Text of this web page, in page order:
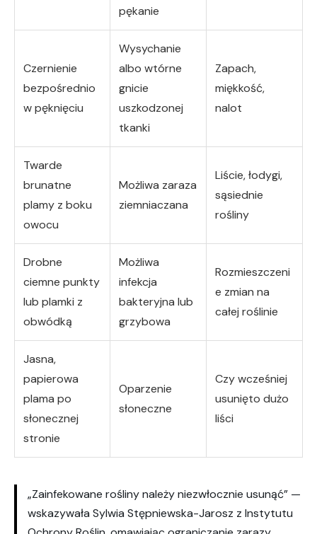
pękanie
Czernienie
bezpośrednio
w pęknięciu
Wysychanie
albo wtórne
gnicie
uszkodzonej
tkanki
Zapach,
miękkość,
nalot
Twarde
brunatne
plamy z boku
owocu
Możliwa zaraza
ziemniaczana
Liście, łodygi,
sąsiednie
rośliny
Drobne
ciemne punkty
lub plamki z
obwódką
Możliwa
infekcja
bakteryjna lub
grzybowa
Rozmieszczeni
e zmian na
całej roślinie
Jasna,
papierowa
plama po
słonecznej
stronie
Oparzenie
słoneczne
Czy wcześniej
usunięto dużo
liści
„Zainfekowane rośliny należy niezwłocznie usunąć” —
wskazywała Sylwia Stępniewska-Jarosz z Instytutu